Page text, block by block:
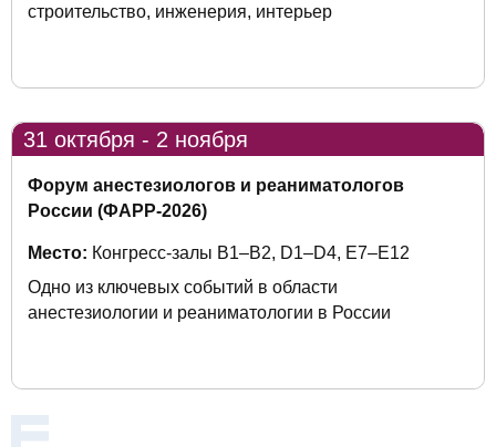
строительство, инженерия, интерьер
31 октября - 2 ноября
Форум анестезиологов и реаниматологов
России (ФАРР-2026)
Место: Конгресс-залы B1–B2, D1–D4, Е7–Е12
Одно из ключевых событий в области
анестезиологии и реаниматологии в России